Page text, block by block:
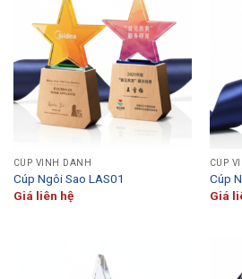
CÚP VINH DANH
Cúp Ngôi Sao LAS01
Giá liên hệ
CÚP
Cúp
Giá